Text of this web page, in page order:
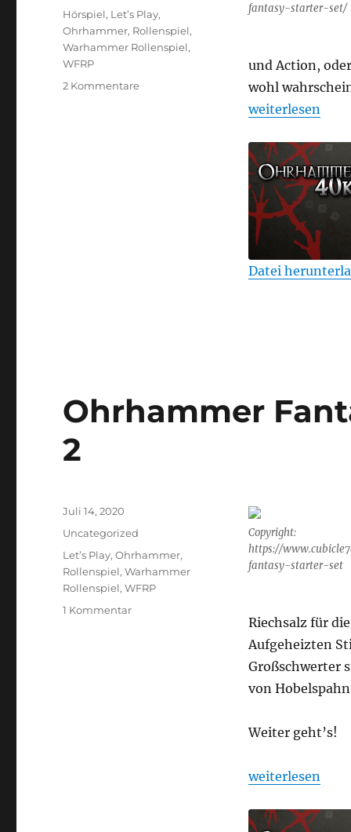
fantasy-starter-set/
und Action,
wohl
„Ohrhammer
weiterlesen
Datei
Schlagwörter
Hörspiel, Let’s Play,
Ohrhammer, Rollenspiel,
Warhammer Rollenspiel,
WFRP
2 Kommentarezu
Ohrhammer
2
Copyright:
https://
fantasy-starter-set
Riechsalz für
Aufgeheizten
Großschwerter
von
Weiter geht’s!
„Ohrhammer
weiterlesen
Veröffentlicht
Juli 14, 2020
Kategorien
Uncategorized
Schlagwörter
Let’s Play,Ohrhammer,
Rollenspiel,Warhammer
Rollenspiel,WFRP
1 Kommentarzu